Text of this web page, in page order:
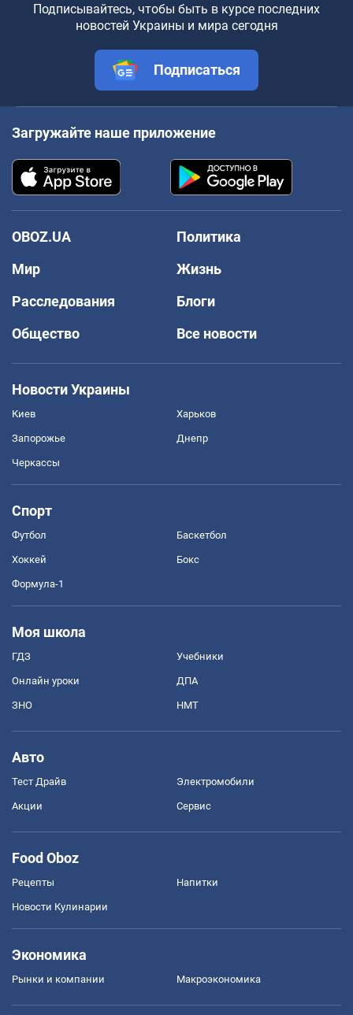
Подписывайтесь, чтобы быть в курсе последних
новостей Украины и мира сегодня
Подписаться
Загружайте наше приложение
OBOZ.UA
Политика
Мир
Жизнь
Расследования
Блоги
Общество
Все новости
Новости Украины
Киев Харьков
Запорожье Днепр
Черкассы
Спорт
Футбол Баскетбол
Хоккей Бокс
Формула-1
Моя школа
ГДЗ Учебники
Онлайн уроки ДПА
ЗНО НМТ
Авто
Тест Драйв Электромобили
Акции Сервис
Food Oboz
Рецепты Напитки
Новости Кулинарии
Экономика
Рынки и компании Mакроэкономика